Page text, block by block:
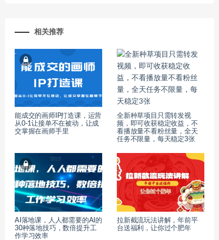
相关推荐
能成交的画师IP打造课，运营
从0-1让接单不在被动，让成
交掌握在画师手里
全新种草项目只需转发视
频，即可收获稳定收益，不
看播放量不看粉丝量，全天
任务不限量，每天稳定3张
AI落地课，人人都需要的AI的
30种落地技巧，数倍提升工
作学习效率
拉新截流玩法讲解，年前平
台送福利，让你过个肥年